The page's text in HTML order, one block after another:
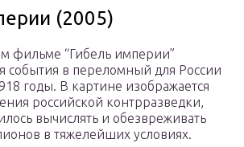
(2005)
фильме “Гибель империи”
события в переломный для России
годы. В картине изображается
российской контрразведки,
вычислять и обезвреживать
в тяжелейших условиях.